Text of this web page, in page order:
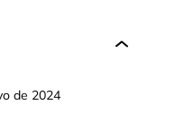
de 2024